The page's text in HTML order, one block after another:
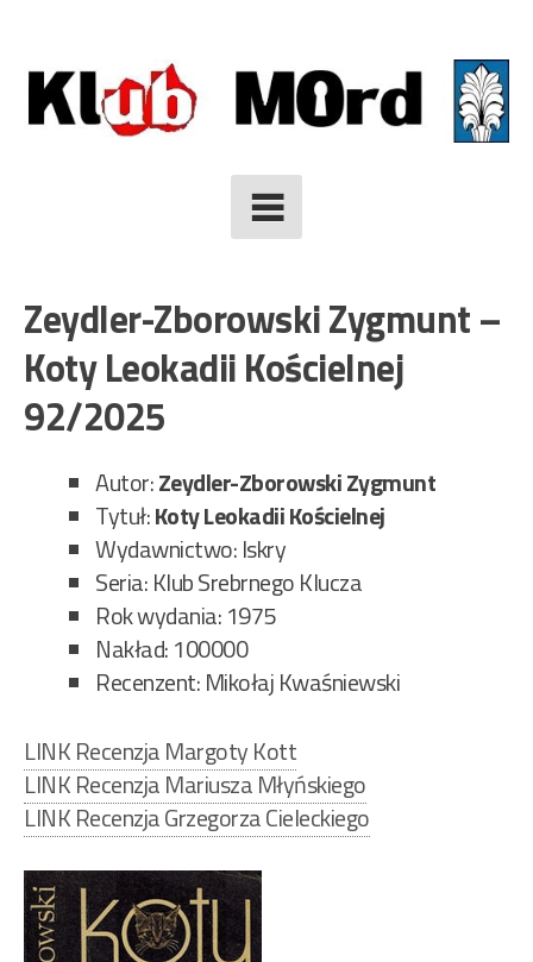
to
content
Zeydler-Zborowski Zygmunt –
Koty Leokadii Kościelnej
92/2025
Autor:Zeydler-Zborowski Zygmunt
Tytuł:Koty Leokadii Kościelnej
Wydawnictwo: Iskry
Seria: Klub Srebrnego Klucza
Rok wydania: 1975
Nakład: 100000
Recenzent: Mikołaj Kwaśniewski
LINK Recenzja Margoty Kott
LINK Recenzja Mariusza Młyńskiego
LINK Recenzja Grzegorza Cieleckiego